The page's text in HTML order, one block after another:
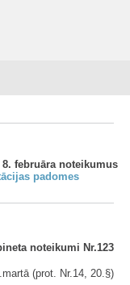
februāra noteikumus
padomes
noteikumi Nr.123
(prot. Nr.14, 20.§)